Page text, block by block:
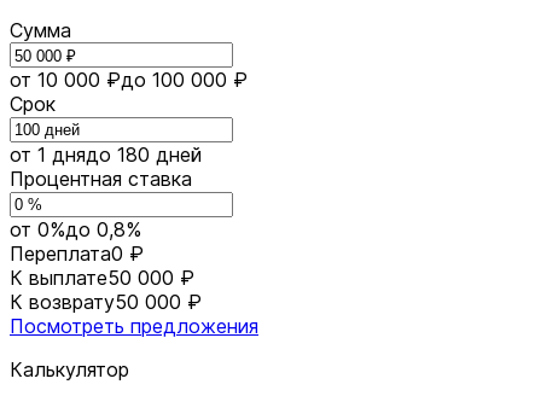
Сумма
от 10 000 ₽до 100 000 ₽
Срок
от 1 днядо 180 дней
Процентная ставка
от 0%до 0,8%
Переплата0 ₽
К выплате50 000 ₽
К возврату50 000 ₽
Посмотреть предложения
Калькулятор